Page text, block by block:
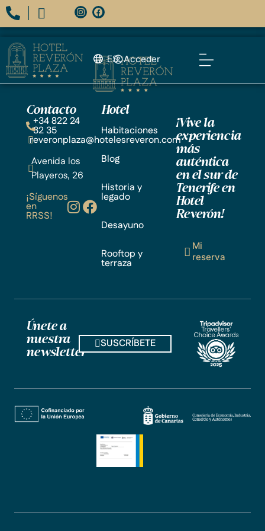
ES Acceder
Contacto
+34 822 24
32 35
reveronplaza@hotelesreveron.com
Avenida los
Playeros, 26
¡Síguenos
en
RRSS!
Hotel
Habitaciones
Blog
Historia y
legado
Desayuno
Rooftop y
terraza
¡Vive la
experiencia
más
auténtica
en el sur de
Tenerife en
Hotel
Reverón!
Mi
reserva
Únete a
nuestra
newsletter
SUSCRÍBETE